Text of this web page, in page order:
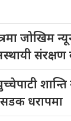
जोखिम
शान्ति
धरापमा